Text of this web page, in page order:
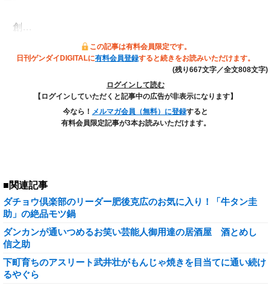
創…
この記事は有料会員限定です。
日刊ゲンダイDIGITALに有料会員登録すると続きをお読みいただけます。
(残り667文字／全文808文字)
ログインして読む
【ログインしていただくと記事中の広告が非表示になります】
今なら！ メルマガ会員（無料）に登録すると
有料会員限定記事が3本お読みいただけます。
■関連記事
ダチョウ倶楽部のリーダー肥後克広のお気に入り！「牛タン圭
助」の絶品モツ鍋
ダンカンが通いつめるお笑い芸能人御用達の居酒屋 酒とめし
信之助
下町育ちのアスリート武井壮がもんじゃ焼きを目当てに通い続け
るやぐら